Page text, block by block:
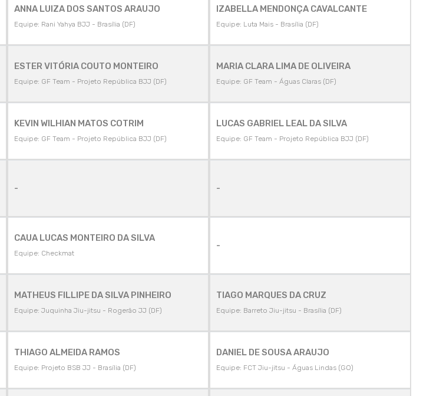
ANNA LUIZA DOS SANTOS ARAUJO
Equipe: Rani Yahya BJJ - Brasília (DF)
IZABELLA MENDONÇA CAVALCANTE
Equipe: Luta Mais - Brasília (DF)
ESTER VITÓRIA COUTO MONTEIRO
Equipe: GF Team - Projeto República BJJ (DF)
MARIA CLARA LIMA DE OLIVEIRA
Equipe: GF Team - Águas Claras (DF)
KEVIN WILHIAN MATOS COTRIM
Equipe: GF Team - Projeto República BJJ (DF)
LUCAS GABRIEL LEAL DA SILVA
Equipe: GF Team - Projeto República BJJ (DF)
- -
CAUA LUCAS MONTEIRO DA SILVA
Equipe: Checkmat
-
MATHEUS FILLIPE DA SILVA PINHEIRO
Equipe: Juquinha Jiu-jitsu - Rogerão JJ (DF)
TIAGO MARQUES DA CRUZ
Equipe: Barreto Jiu-jitsu - Brasília (DF)
THIAGO ALMEIDA RAMOS
Equipe: Projeto BSB JJ - Brasília (DF)
DANIEL DE SOUSA ARAUJO
Equipe: FCT Jiu-jitsu - Águas Lindas (GO)